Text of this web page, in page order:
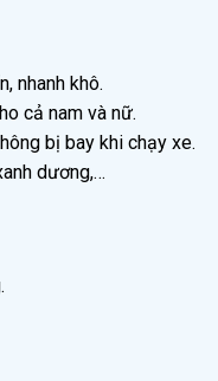
nhanh khô.
cả nam và nữ.
bị bay khi chạy xe.
dương,…